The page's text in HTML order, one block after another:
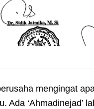
mengingat
Ada ‘Ahmadinejad’